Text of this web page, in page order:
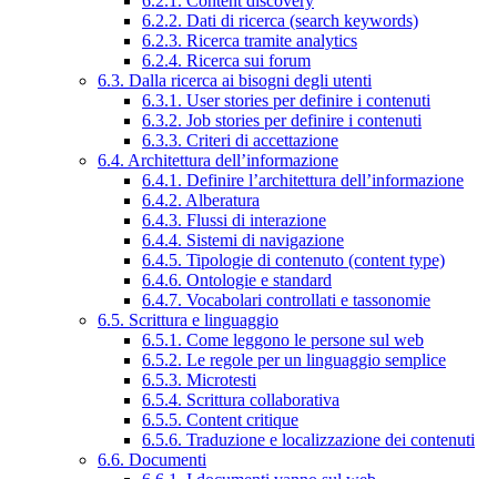
6.2.2. Dati di ricerca (search keywords)
6.2.3. Ricerca tramite analytics
6.2.4. Ricerca sui forum
6.3. Dalla ricerca ai bisogni degli utenti
6.3.1. User stories per definire i contenuti
6.3.2. Job stories per definire i contenuti
6.3.3. Criteri di accettazione
6.4. Architettura dell’informazione
6.4.1. Definire l’architettura dell’informazione
6.4.2. Alberatura
6.4.3. Flussi di interazione
6.4.4. Sistemi di navigazione
6.4.5. Tipologie di contenuto (content type)
6.4.6. Ontologie e standard
6.4.7. Vocabolari controllati e tassonomie
6.5. Scrittura e linguaggio
6.5.1. Come leggono le persone sul web
6.5.2. Le regole per un linguaggio semplice
6.5.3. Microtesti
6.5.4. Scrittura collaborativa
6.5.5. Content critique
6.5.6. Traduzione e localizzazione dei contenuti
6.6. Documenti